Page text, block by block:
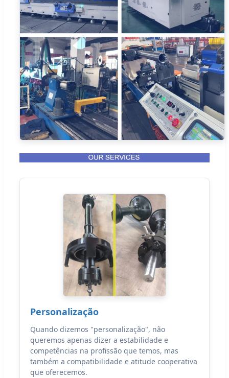
Personalização
Quando dizemos "personalização", não
queremos apenas dizer a estabilidade e
competências na profissão que temos, mas
também a compatibilidade e atitude cooperativa
que oferecemos.